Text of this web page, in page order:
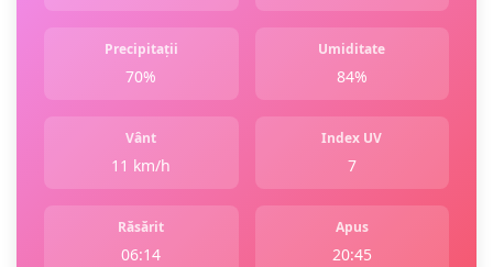
Precipitații
70%
Umiditate
84%
Vânt
11 km/h
Index UV
7
Răsărit
06:14
Apus
20:45